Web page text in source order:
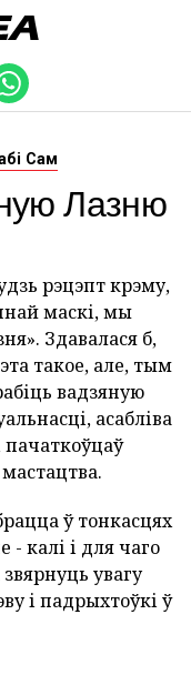
Сам
Лазню
рэцэпт крэму,
маскі, мы
Здавалася б,
такое, але, тым
вадзяную
асабліва
ў тонкасцях
калі і для чаго
увагу
і падрыхтоўкі ў